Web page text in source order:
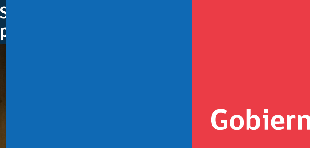
Subsecretario de Hacienda participa en
proyecto de Modernización Tributaria en la